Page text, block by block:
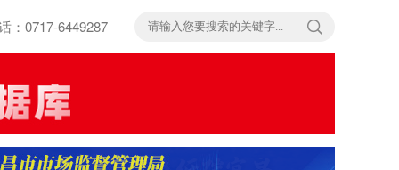
：0717-6449287